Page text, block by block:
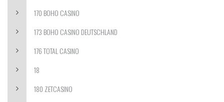
170 BOHO CASINO
173 BOHO CASINO DEUTSCHLAND
176 TOTAL CASINO
18
180 ZETCASINO